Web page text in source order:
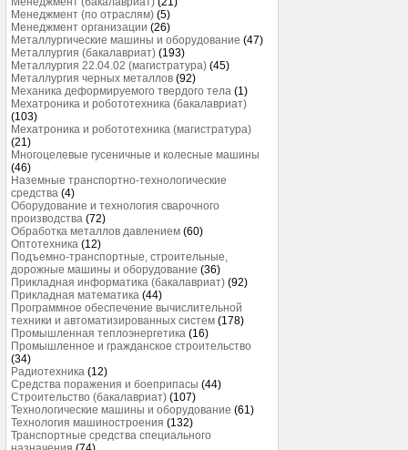
Менеджмент (по отраслям) (5)
Менеджмент организации (26)
Металлургические машины и оборудование (47)
Металлургия (бакалавриат) (193)
Металлургия 22.04.02 (магистратура) (45)
Металлургия черных металлов (92)
Механика деформируемого твердого тела (1)
Мехатроника и робототехника (бакалавриат)
(103)
Мехатроника и робототехника (магистратура)
(21)
Многоцелевые гусеничные и колесные машины
(46)
Наземные транспортно-технологические
средства (4)
Оборудование и технология сварочного
производства (72)
Обработка металлов давлением (60)
Оптотехника (12)
Подъемно-транспортные, строительные,
дорожные машины и оборудование (36)
Прикладная информатика (бакалавриат) (92)
Прикладная математика (44)
Программное обеспечение вычислительной
техники и автоматизированных систем (178)
Промышленная теплоэнергетика (16)
Промышленное и гражданское строительство
(34)
Радиотехника (12)
Средства поражения и боеприпасы (44)
Строительство (бакалавриат) (107)
Технологические машины и оборудование (61)
Технология машиностроения (132)
Транспортные средства специального